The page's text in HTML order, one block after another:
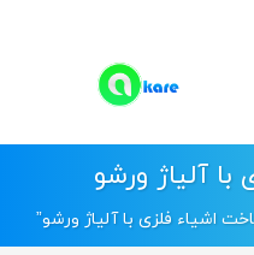
آلیاژ ورشو
اشیاء فلزی با آلیاژ ورشو”